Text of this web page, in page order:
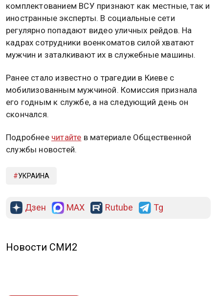
комплектованием ВСУ признают как местные, так и
иностранные эксперты. В социальные сети
регулярно попадают видео уличных рейдов. На
кадрах сотрудники военкоматов силой хватают
мужчин и заталкивают их в служебные машины.
Ранее стало известно о трагедии в Киеве с
мобилизованным мужчиной. Комиссия признала
его годным к службе, а на следующий день он
скончался.
Подробнее читайте в материале Общественной
службы новостей.
УКРАИНА
Дзен MAX Rutube Tg
Новости СМИ2